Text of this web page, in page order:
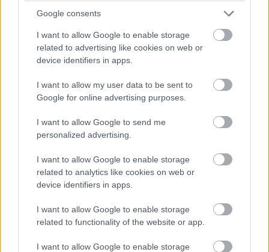
Google consents
I want to allow Google to enable storage
related to advertising like cookies on web or
device identifiers in apps.
I want to allow my user data to be sent to
Google for online advertising purposes.
I want to allow Google to send me
personalized advertising.
I want to allow Google to enable storage
related to analytics like cookies on web or
device identifiers in apps.
I want to allow Google to enable storage
related to functionality of the website or app.
I want to allow Google to enable storage
játszani. Érdemes megnézni egy-egy korai Black Sabbath
koncertet, vagy elolvasni az "Én, Ozzy" című életrajzi
könyvet, és máris a Metal Lords kezdő képsoraiban
találjuk magunkat - ám rögtön eszünkbe jut az is, hogy
A Metal Lords tehát egyfajta tisztelgés a régi nagy metál
történet két mai srácról, akik beleszeretnek az igazi
zúzós metálba, hogy aztán saját hangzással, saját
stílussal fejezzék ki mindazt (a frusztrációt), ami bennük
van. A színészi játék imádnivaló, a poénok nagyon jók, a
zene klassz, abszolút megállja a helyét!